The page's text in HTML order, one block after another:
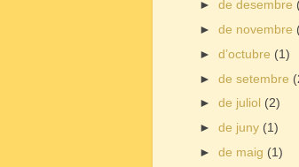
►de desembre
►de novembre
►d’octubre (1)
►de setembre
►de juliol (2)
►de juny (1)
►de maig (1)